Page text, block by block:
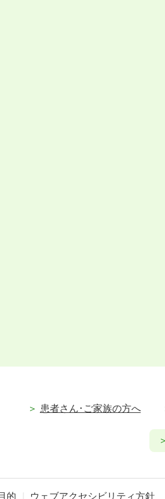
患者さん･ご家族の方へ
的 ウェブアクセシビリティ方針